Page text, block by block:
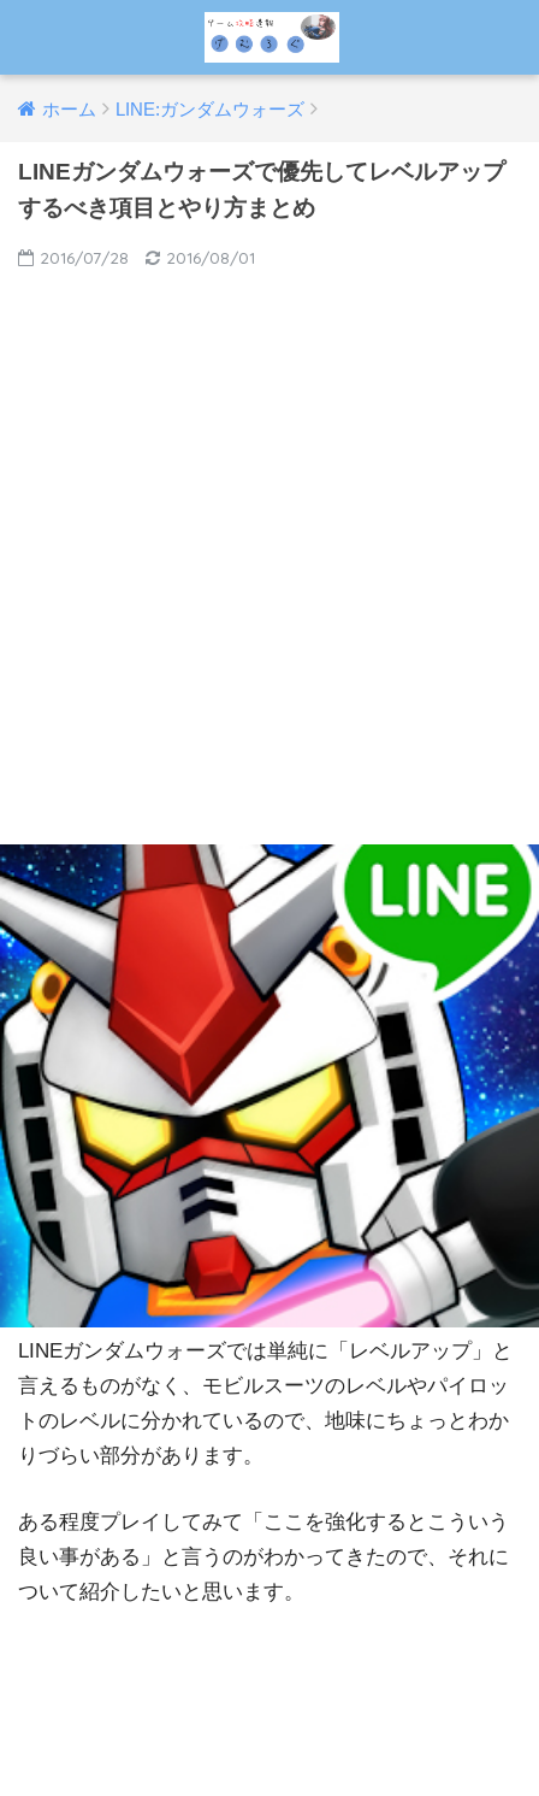
ホーム LINE:ガンダムウォーズ
LINEガンダムウォーズで優先してレベルアップ
するべき項目とやり方まとめ
2016/07/28 2016/08/01
LINEガンダムウォーズでは単純に「レベルアップ」と
言えるものがなく、モビルスーツのレベルやパイロッ
トのレベルに分かれているので、地味にちょっとわか
りづらい部分があります。
ある程度プレイしてみて「ここを強化するとこういう
良い事がある」と言うのがわかってきたので、それに
ついて紹介したいと思います。